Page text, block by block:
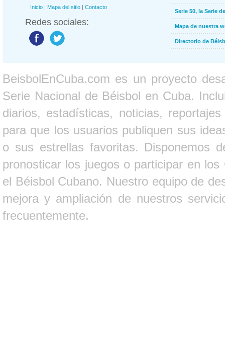
Inicio | Mapa del sitio | Contacto
Redes sociales:
Serie 50, la Serie
Mapa de nuestra
Directorio de
BeisbolEnCuba.com es un proyecto
Serie Nacional de Béisbol en Cuba.
diarios, estadísticas, noticias,
para que los usuarios publiquen sus
o sus estrellas favoritas. Disponemos
pronosticar los juegos o participar en
el Béisbol Cubano. Nuestro equipo de
mejora y ampliación de nuestros
frecuentemente.